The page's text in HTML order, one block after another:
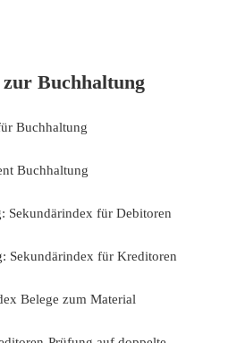
Buchhaltung
Buchhaltung
Buchhaltung
Sekundärindex für Debitoren
Sekundärindex für Kreditoren
Belege zum Material